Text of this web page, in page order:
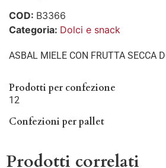
COD: B3366
Categoria: Dolci e snack
ASBAL MIELE CON FRUTTA SECCA
Prodotti per confezione
12
Confezioni per pallet
Prodotti correlati